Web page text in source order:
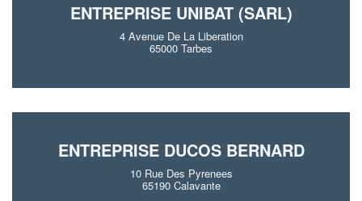
ENTREPRISE UNIBAT (SARL)
4 Avenue De La Liberation
65000 Tarbes
ENTREPRISE DUCOS BERNARD
10 Rue Des Pyrenees
65190 Calavante